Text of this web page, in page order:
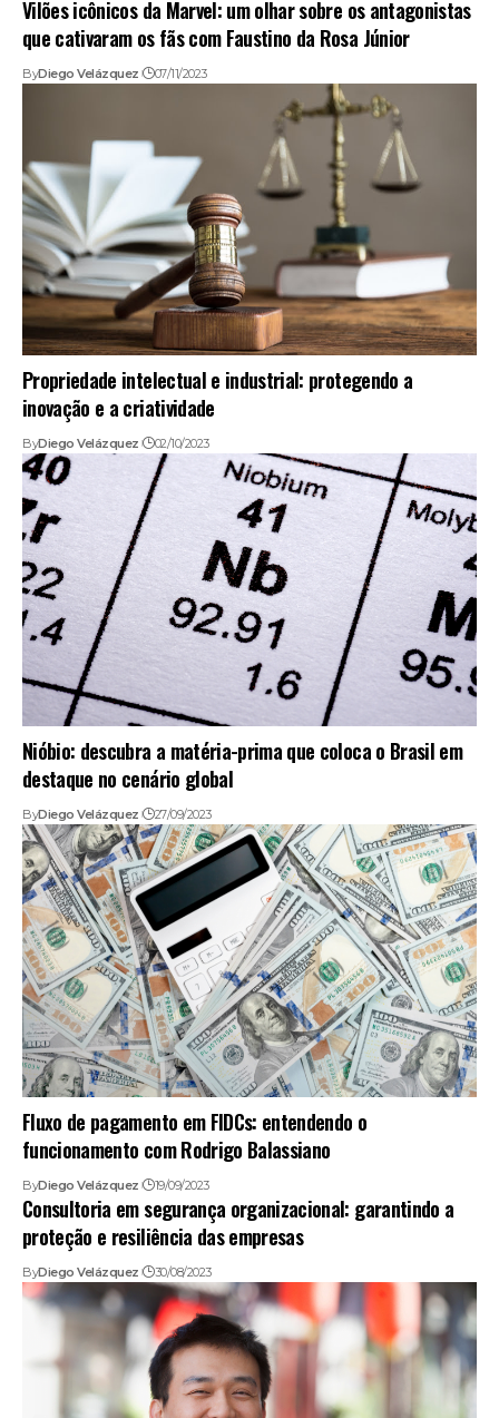
Vilões icônicos da Marvel: um olhar sobre os antagonistas
que cativaram os fãs com Faustino da Rosa Júnior
ByDiego Velázquez 07/11/2023
Propriedade intelectual e industrial: protegendo a
inovação e a criatividade
ByDiego Velázquez 02/10/2023
Nióbio: descubra a matéria-prima que coloca o Brasil em
destaque no cenário global
ByDiego Velázquez 27/09/2023
Fluxo de pagamento em FIDCs: entendendo o
funcionamento com Rodrigo Balassiano
ByDiego Velázquez 19/09/2023
Consultoria em segurança organizacional: garantindo a
proteção e resiliência das empresas
ByDiego Velázquez 30/08/2023